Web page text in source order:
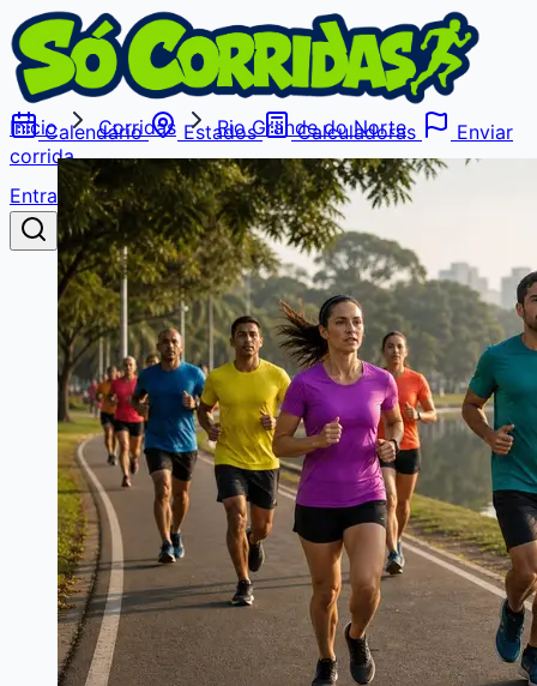
Calendário Estados Calculadoras
Enviar
corrida
Entrar
Buscar
Início Corridas Rio Grande do Norte